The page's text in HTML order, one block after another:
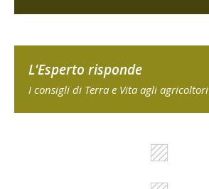
L'Esperto risponde
I consigli di Terra e Vita agli agricoltori